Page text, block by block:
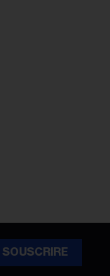
SOUSCRIRE